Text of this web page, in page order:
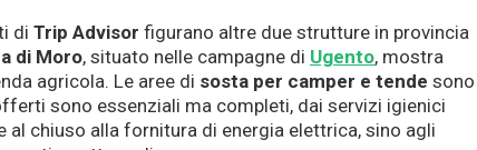
di Trip Advisor figurano altre due strutture in provincia
di Moro, situato nelle campagne di Ugento, mostra
agricola. Le aree di sosta per camper e tende sono
sono essenziali ma completi, dai servizi igienici
al chiuso alla fornitura di energia elettrica, sino agli